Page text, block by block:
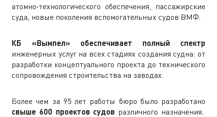
атомно-технологического обеспечения, пассажирские
суда, новые поколения вспомогательных судов ВМФ.
КБ «Вымпел» обеспечивает полный спектр
инженерных услуг на всех стадиях создания судна: от
разработки концептуального проекта до технического
сопровождения строительства на заводах.
Более чем за 95 лет работы бюро было разработано
свыше 600 проектов судов различного назначения.